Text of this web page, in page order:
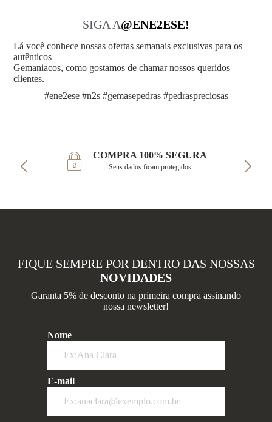
SIGA A@ENE2ESE!
Lá você conhece nossas ofertas semanais exclusivas para os
autênticos
Gemaniacos, como gostamos de chamar nossos queridos
clientes.
#ene2ese #n2s #gemasepedras #pedraspreciosas
COMPRA 100% SEGURA
Seus dados ficam protegidos
FIQUE SEMPRE POR DENTRO DAS NOSSAS
NOVIDADES
Garanta 5% de desconto na primeira compra assinando
nossa newsletter!
Nome
E-mail